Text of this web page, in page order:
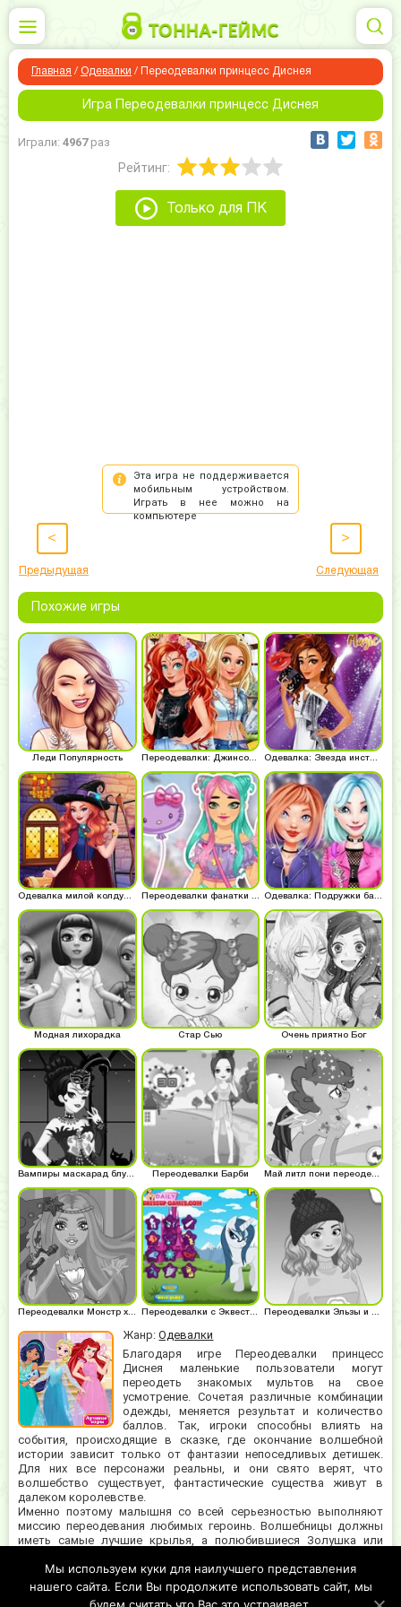
Главная / Одевалки / Переодевалки принцесс Диснея
Игра Переодевалки принцесс Диснея
Играли: 4967раз
Рейтинг:
Только для ПК
<
Предыдущая
>
Следующая
Жанр:Одевалки
Благодаря игре Переодевалки принцесс
Диснея маленькие пользователи могут
переодеть знакомых мультов на свое
усмотрение. Сочетая различные комбинации
одежды, меняется результат и количество
баллов. Так, игроки способны влиять на
события, происходящие в сказке, где окончание волшебной
истории зависит только от фантазии непоседливых детишек.
Для них все персонажи реальны, и они свято верят, что
волшебство существует, фантастические существа живут в
далеком королевстве.
Именно поэтому малышня со всей серьезностью выполняют
миссию переодевания любимых героинь. Волшебницы должны
иметь самые лучшие крылья, а полюбившиеся Золушка или
светские мероприятия. Именно такой игровой процесс
предусмотрен во флешке. Юные дизайнеры и стилисты, смогут
увидеть героев диснеевских мультиков в непривычных образах.
Похожие игры
Леди Популярность Переодевалки: Джинсовая мода
Одевалка милой колдуньи Переодевалки фанатки аниме Одевалка: Подружки байкеров
Модная лихорадка Стар Сью Очень приятно Бог
Переодевалки Барби
Переодевалки Монстр хай Переодевалки с Эквестрия герлз Переодевалки Эльзы и Анны
Мы используем куки для наилучшего представления
нашего сайта. Если Вы продолжите использовать сайт, мы